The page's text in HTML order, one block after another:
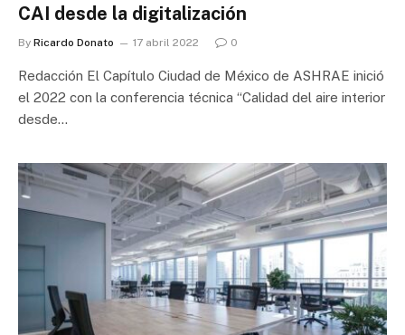
CAI desde la digitalización
By Ricardo Donato 17 abril 2022 0
Redacción El Capítulo Ciudad de México de ASHRAE inició
el 2022 con la conferencia técnica “Calidad del aire interior
desde…